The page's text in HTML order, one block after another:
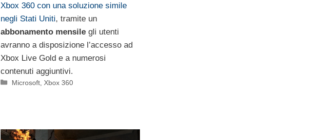
Xbox 360 con una soluzione simile
negli Stati Uniti, tramite un
abbonamento mensilegli utenti
avranno a disposizione l’accesso ad
Xbox Live Gold e a numerosi
contenuti aggiuntivi.
Categorie
Microsoft Xbox 360